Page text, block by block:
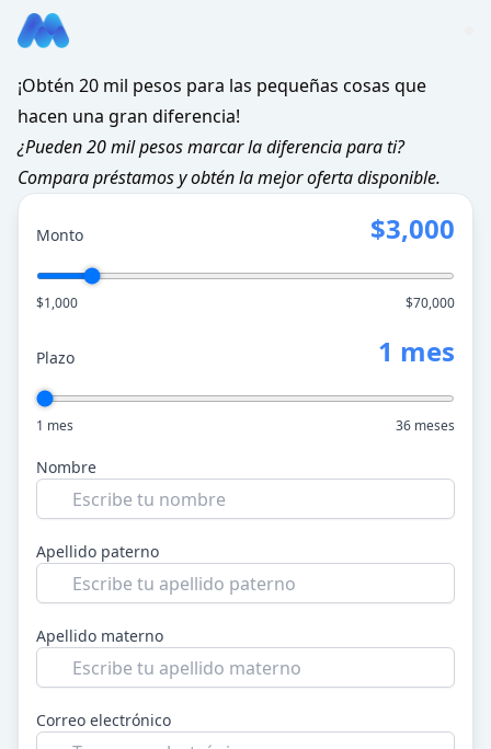
¡Obtén 20 mil pesos para las pequeñas cosas que
hacen una gran diferencia!
¿Pueden 20 mil pesos marcar la diferencia para ti?
Compara préstamos y obtén la mejor oferta disponible.
Monto $3,000
$1,000 $70,000
Plazo 1 mes
1 mes 36 meses
Nombre
Apellido paterno
Apellido materno
Correo electrónico